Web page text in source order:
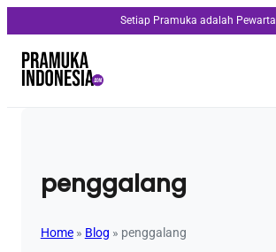
Setiap Pramuka adalah Pewarta
penggalang
Home» Blog » penggalang